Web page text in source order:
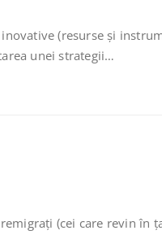
(resurse şi
unei strategii…
(cei care revin în